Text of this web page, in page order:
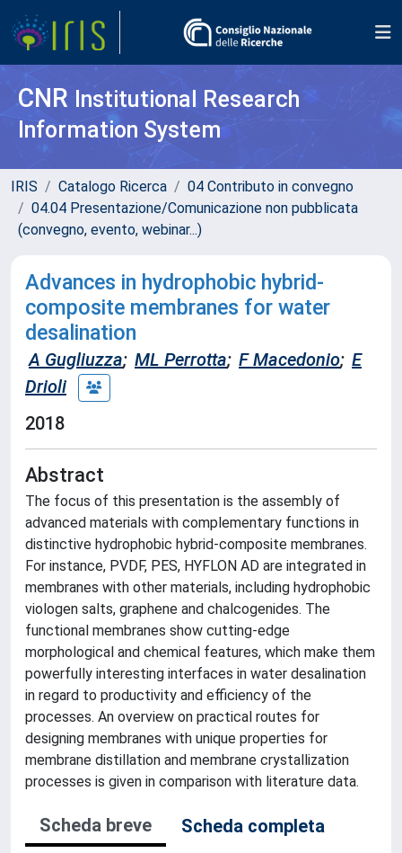
CNR Institutional Research
Information System
IRIS Catalogo Ricerca
04 Contributo in convegno
04.04 Presentazione/Comunicazione non pubblicata
(convegno, evento, webinar...)
Advances in hydrophobic hybrid-
composite membranes for water
desalination
A Gugliuzza; ML Perrotta; F Macedonio; E
Drioli
2018
Abstract
The focus of this presentation is the assembly of
advanced materials with complementary functions in
distinctive hydrophobic hybrid-composite membranes.
For instance, PVDF, PES, HYFLON AD are integrated in
membranes with other materials, including hydrophobic
viologen salts, graphene and chalcogenides. The
functional membranes show cutting-edge
morphological and chemical features, which make them
powerfully interesting interfaces in water desalination
in regard to productivity and efficiency of the
processes. An overview on practical routes for
designing membranes with unique properties for
membrane distillation and membrane crystallization
processes is given in comparison with literature data.
Scheda breve
Scheda completa